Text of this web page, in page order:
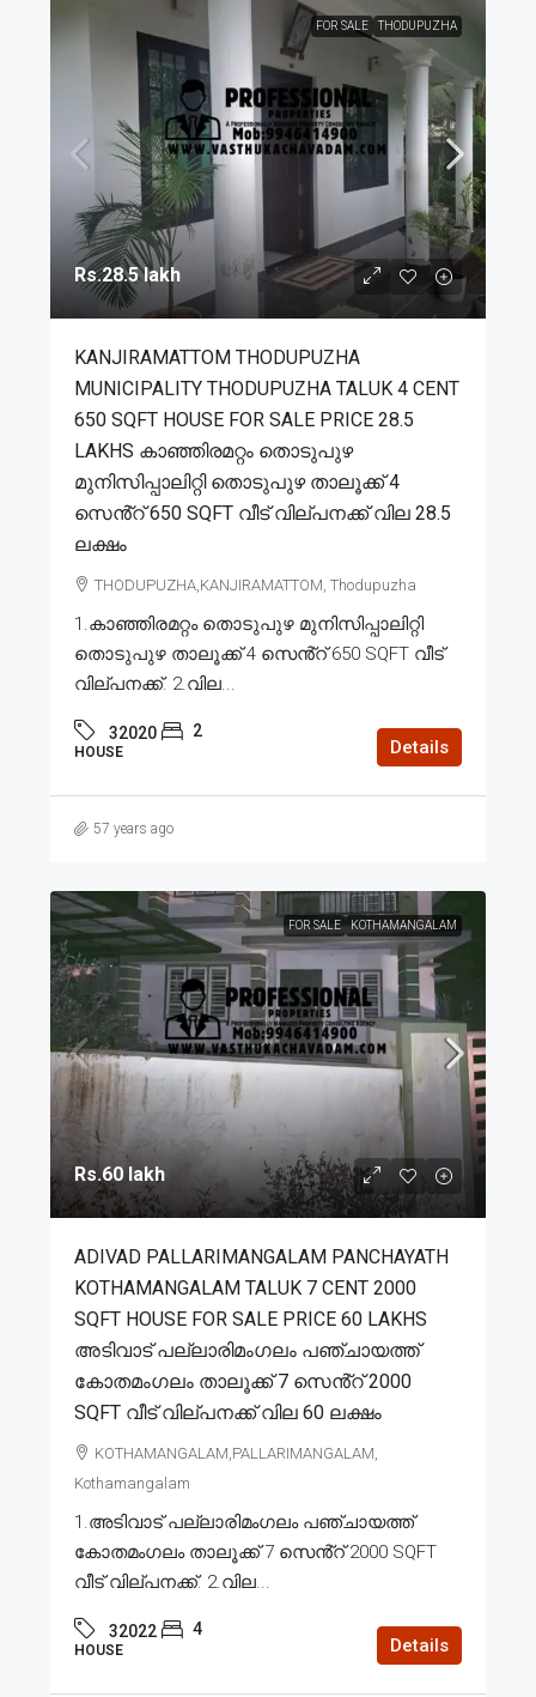
FOR SALE THODUPUZHA
Rs.28.5 lakh
KANJIRAMATTOM THODUPUZHA
MUNICIPALITY THODUPUZHA TALUK 4 CENT
650 SQFT HOUSE FOR SALE PRICE 28.5
LAKHS കാഞ്ഞിരമറ്റം തൊടുപുഴ
മുനിസിപ്പാലിറ്റി തൊടുപുഴ താലൂക്ക് 4
സെൻ്റ് 650 SQFT വീട് വില്പനക്ക് വില 28.5
ലക്ഷം
THODUPUZHA,KANJIRAMATTOM, Thodupuzha
1.കാഞ്ഞിരമറ്റം തൊടുപുഴ മുനിസിപ്പാലിറ്റി
തൊടുപുഴ താലൂക്ക് 4 സെൻ്റ് 650 SQFT വീട്
വില്പനക്ക്. 2.വില...
32020 2
HOUSE Details
57 years ago
FOR SALE KOTHAMANGALAM
Rs.60 lakh
ADIVAD PALLARIMANGALAM PANCHAYATH
KOTHAMANGALAM TALUK 7 CENT 2000
SQFT HOUSE FOR SALE PRICE 60 LAKHS
അടിവാട് പല്ലാരിമംഗലം പഞ്ചായത്ത്
കോതമംഗലം താലൂക്ക് 7 സെൻ്റ് 2000
SQFT വീട് വില്പനക്ക് വില 60 ലക്ഷം
KOTHAMANGALAM,PALLARIMANGALAM,
Kothamangalam
1.അടിവാട് പല്ലാരിമംഗലം പഞ്ചായത്ത്
കോതമംഗലം താലൂക്ക് 7 സെൻ്റ് 2000 SQFT
വീട് വില്പനക്ക്. 2.വില...
32022 4
HOUSE Details